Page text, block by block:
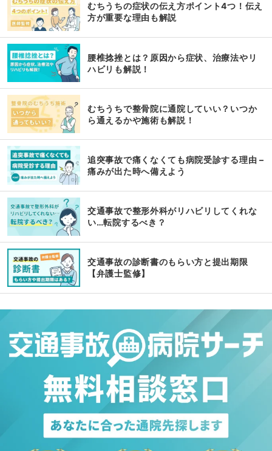
むちうちの症状の伝え方ポイント4つ！伝え
方が重要な理由も解説
腰椎捻挫とは？原因から症状、治療法やリ
ハビリも解説！
むちうちで整骨院に通院していい？いつか
ら通えるかや施術も解説！
追突事故で痛くなくても病院受診する理由 –
痛みが出た時へ備えよう
交通事故で整形外科がリハビリしてくれな
い…転院するべき？
交通事故の診断書のもらい方と提出期限
【弁護士監修】